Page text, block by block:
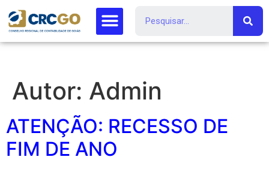
Autor: Admin
ATENÇÃO: RECESSO DE
FIM DE ANO